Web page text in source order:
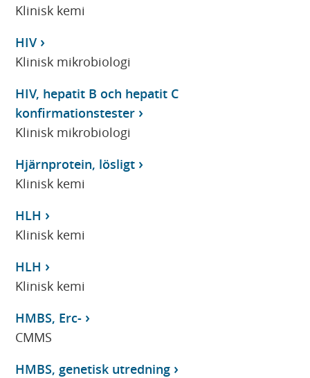
Klinisk kemi
HIV
Klinisk mikrobiologi
HIV, hepatit B och hepatit C
konfirmationstester
Klinisk mikrobiologi
Hjärnprotein, lösligt
Klinisk kemi
HLH
Klinisk kemi
HLH
Klinisk kemi
HMBS, Erc-
CMMS
HMBS, genetisk utredning